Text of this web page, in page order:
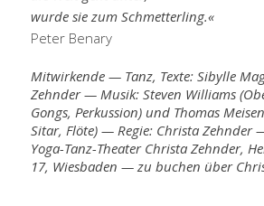
wurde sie zum Schmetterling.«
Peter Benary
Mitwirkende — Tanz, Texte: Sibylle
Zehnder — Musik: Steven Williams
Gongs, Perkussion) und Thomas
Sitar, Flöte) — Regie: Christa Zehnder
Yoga-Tanz-Theater Christa Zehnder,
17, Wiesbaden — zu buchen über